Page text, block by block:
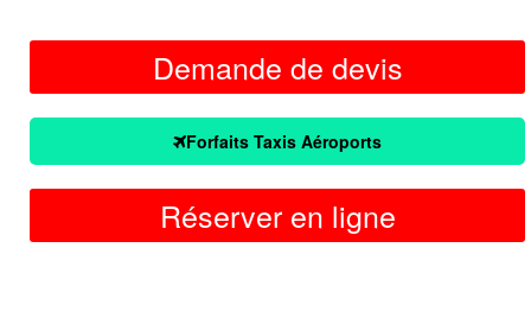
Demande de devis
Forfaits Taxis Aéroports
Réserver en ligne